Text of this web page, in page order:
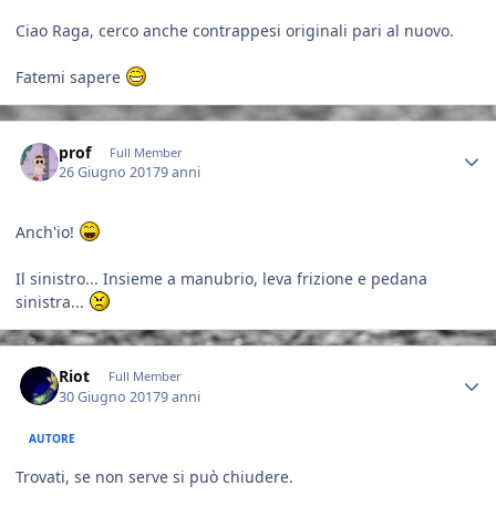
Ciao Raga, cerco anche contrappesi originali pari al nuovo.
Fatemi sapere
prof Full Member
26 Giugno 20179 anni
Anch'io!
Il sinistro... Insieme a manubrio, leva frizione e pedana
sinistra...
Riot Full Member
30 Giugno 20179 anni
AUTORE
Trovati, se non serve si può chiudere.